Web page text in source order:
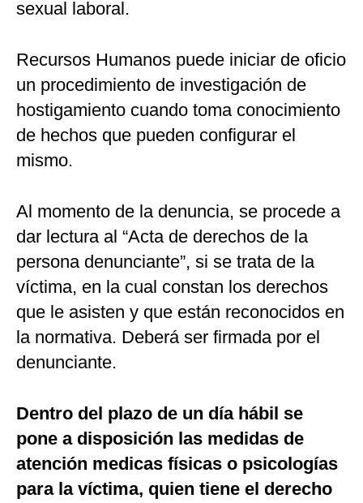
sexual laboral.
Recursos Humanos puede iniciar de oficio
un procedimiento de investigación de
hostigamiento cuando toma conocimiento
de hechos que pueden configurar el
mismo.
Al momento de la denuncia, se procede a
dar lectura al “Acta de derechos de la
persona denunciante”, si se trata de la
víctima, en la cual constan los derechos
que le asisten y que están reconocidos en
la normativa. Deberá ser firmada por el
denunciante.
Dentro del plazo de un día hábil se
pone a disposición las medidas de
atención medicas físicas o psicologías
para la víctima, quien tiene el derecho